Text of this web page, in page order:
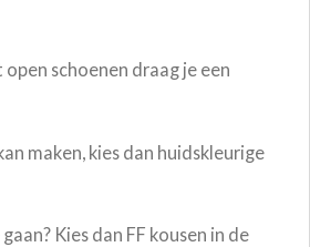
schoenen draag je een
maken, kies dan huidskleurige
Kies dan FF kousen in de